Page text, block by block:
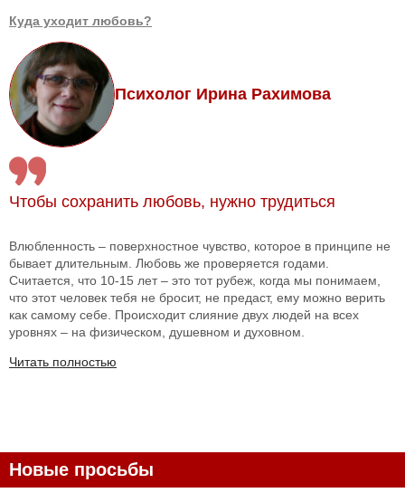
Куда уходит любовь?
Психолог Ирина Рахимова
Чтобы сохранить любовь, нужно трудиться
Влюбленность – поверхностное чувство, которое в принципе не
бывает длительным. Любовь же проверяется годами.
Считается, что 10-15 лет – это тот рубеж, когда мы понимаем,
что этот человек тебя не бросит, не предаст, ему можно верить
как самому себе. Происходит слияние двух людей на всех
уровнях – на физическом, душевном и духовном.
Читать полностью
Новые просьбы